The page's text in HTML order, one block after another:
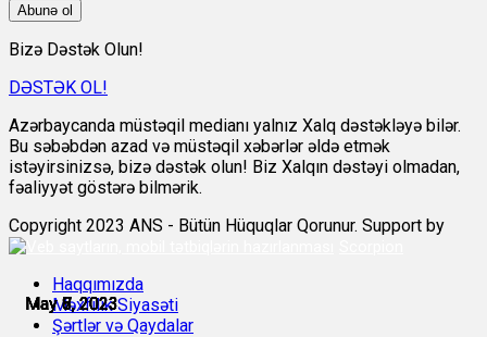
May 6, 2023
May 6, 2023
May 7, 2023
May 7, 2023
May 8, 2023
May 8, 2023
Abunə ol
Bizə Dəstək Olun!
DƏSTƏK OL!
Azərbaycanda müstəqil medianı yalnız Xalq dəstəkləyə bilər.
Bu səbəbdən azad və müstəqil xəbərlər əldə etmək
istəyirsinizsə, bizə dəstək olun! Biz Xalqın dəstəyi olmadan,
fəaliyyət göstərə bilmərik.
Copyright 2023 ANS - Bütün Hüquqlar Qorunur. Support by
Haqqımızda
Məxfilik Siyasəti
Şərtlər və Qaydalar